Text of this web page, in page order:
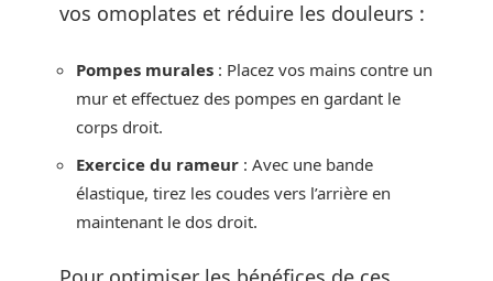
vos omoplates et réduire les douleurs :
Pompes murales : Placez vos mains contre un
mur et effectuez des pompes en gardant le
corps droit.
Exercice du rameur : Avec une bande
élastique, tirez les coudes vers l’arrière en
maintenant le dos droit.